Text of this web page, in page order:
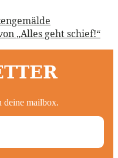
„Alles geht schief!“
mailbox.